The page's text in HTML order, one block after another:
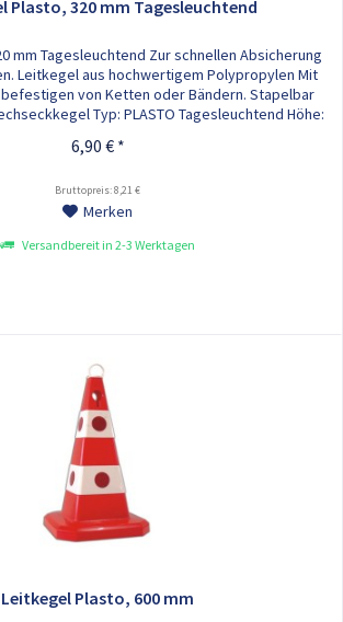
Plasto, 320 mm Tagesleuchtend
mm Tagesleuchtend Zur schnellen Absicherung
Leitkegel aus hochwertigem Polypropylen Mit
von Ketten oder Bändern. Stapelbar
Typ: PLASTO Tagesleuchtend Höhe:
6,90 € *
Bruttopreis: 8,21 €
Merken
Versandbereit in 2-3 Werktagen
Leitkegel Plasto, 600 mm